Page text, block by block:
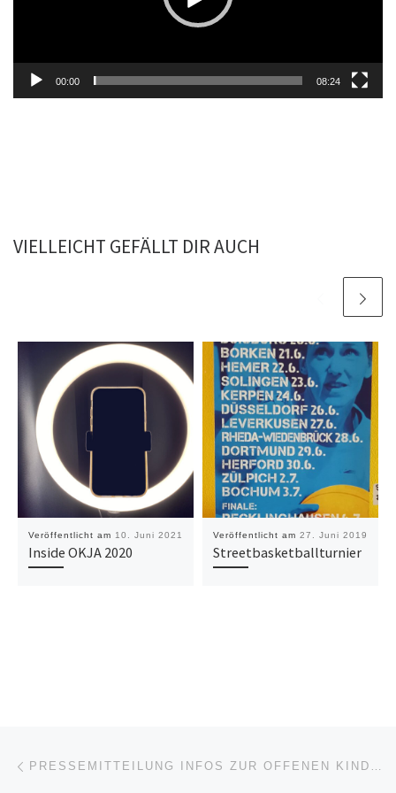
00:00 08:24
VIELLEICHT GEFÄLLT DIR AUCH
Veröffentlicht am 10. Juni 2021
Inside OKJA 2020
Veröffentlicht am 27. Juni 2019
Streetbasketballturnier
Beitragsnavigation PRESSEMITTEILUNG INFOS ZUR OFFENEN KINDER- UND JUGENDARBEIT IM STÄDTISCHEN JUGENDZENTRUM ALTE EMSTORSCHULE